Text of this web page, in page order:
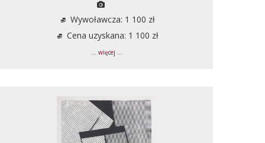
Wywoławcza: 1 100 zł
Cena uzyskana: 1 100 zł
... więcej ...